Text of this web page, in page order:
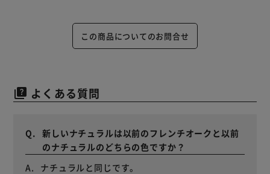
この商品についてのお問合せ
quiz よくある質問
新しいナチュラルは以前のフレンチオークと以前
のナチュラルのどちらの色ですか？
ナチュラルと同じです。